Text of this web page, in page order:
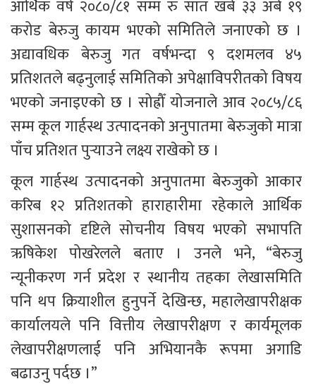
आर्थिक वर्ष २०८०/८१ सम्म रु सात खर्ब ३३ अर्ब १९
करोड बेरुजु कायम भएको समितिले जनाएको छ ।
अद्यावधिक बेरुजु गत वर्षभन्दा ९ दशमलव ४५
प्रतिशतले बढ्नुलाई समितिको अपेक्षाविपरीतको विषय
भएको जनाइएको छ । सोह्रौँ योजनाले आव २०८५/८६
सम्म कूल गार्हस्थ उत्पादनको अनुपातमा बेरुजुको मात्रा
पाँच प्रतिशत पुर्‍याउने लक्ष्य राखेको छ ।
कूल गार्हस्थ उत्पादनको अनुपातमा बेरुजुको आकार
करिब १२ प्रतिशतको हाराहारीमा रहेकाले आर्थिक
सुशासनको दृष्टिले सोचनीय विषय भएको सभापति
ऋषिकेश पोखरेलले बताए । उनले भने, “बेरुजु
न्यूनीकरण गर्न प्रदेश र स्थानीय तहका लेखासमिति
पनि थप क्रियाशील हुनुपर्ने देखिन्छ, महालेखापरीक्षक
कार्यालयले पनि वित्तीय लेखापरीक्षण र कार्यमूलक
लेखापरीक्षणलाई पनि अभियानकै रूपमा अगाडि
बढाउनु पर्दछ ।”